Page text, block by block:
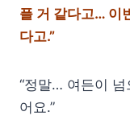
플 거 같다고… 이
다고.”
“정말… 여든이 넘
어요.”